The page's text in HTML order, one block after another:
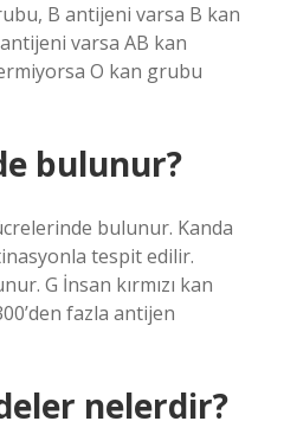
B antijeni varsa B kan
varsa AB kan
O kan grubu
bulunur?
bulunur. Kanda
tespit edilir.
G İnsan kırmızı kan
fazla antijen
nelerdir?